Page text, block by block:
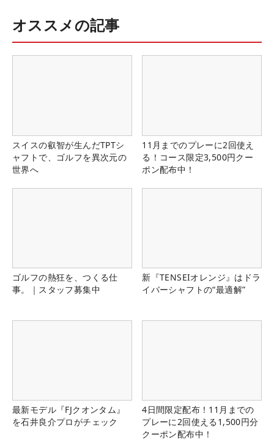
オススメの記事
スイスの叡智が生んだTPTシ
ャフトで、ゴルフを異次元の
世界へ
11月までのプレーに2回使え
る！コース限定3,500円クー
ポン配布中！
ゴルフの熱狂を、つくる仕
事。｜スタッフ募集中
新『TENSEIオレンジ』はドラ
イバーシャフトの“最適解”
最新モデル『FJクオンタム』
を石井良介プロがチェック
4日間限定配布！11月までの
プレーに2回使える1,500円分
クーポン配布中！